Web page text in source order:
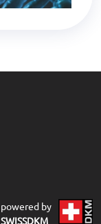
powered by
SWISSDKM